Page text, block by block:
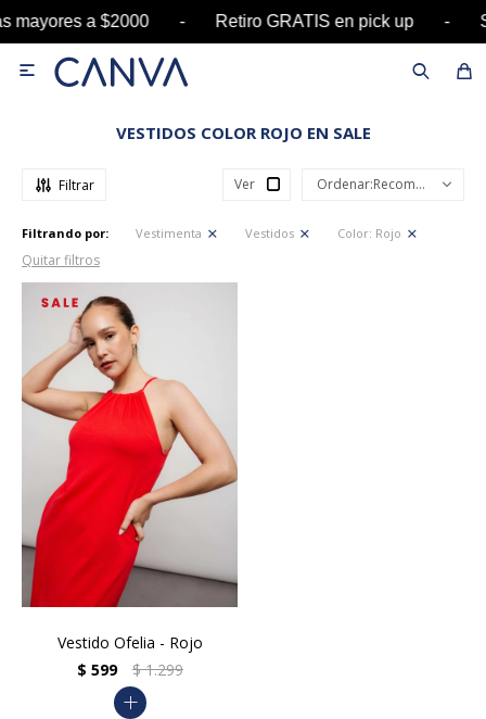
mayores a $2000 - Retiro GRATIS en pick up

VESTIDOS COLOR ROJO EN SALE
Ver Recomendados
Filtrando por: Vestimenta Vestidos Color: Rojo
Quitar filtros
Vestido Ofelia - Rojo
$ 599 $ 1.299
add